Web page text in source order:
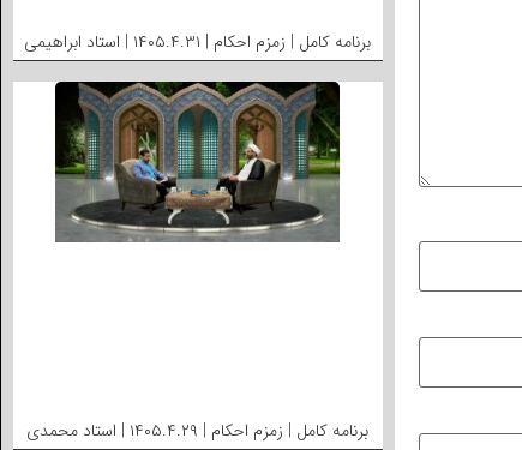
برنامه کامل | زمزم احکام | ۱۴۰۵.۴.۳۱ | استاد ابراهیمی
برنامه کامل | زمزم احکام | ۱۴۰۵.۴.۲۹ | استاد محمدی